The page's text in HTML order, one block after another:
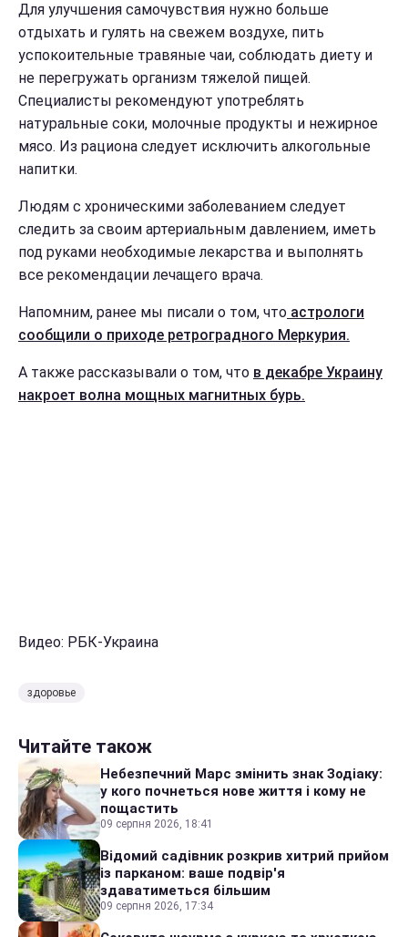
Для улучшения самочувствия нужно больше
отдыхать и гулять на свежем воздухе, пить
успокоительные травяные чаи, соблюдать диету и
не перегружать организм тяжелой пищей.
Специалисты рекомендуют употреблять
натуральные соки, молочные продукты и нежирное
мясо. Из рациона следует исключить алкогольные
напитки.
Людям с хроническими заболеванием следует
следить за своим артериальным давлением, иметь
под руками необходимые лекарства и выполнять
все рекомендации лечащего врача.
Напомним, ранее мы писали о том, что астрологи
сообщили о приходе ретроградного Меркурия.
А также рассказывали о том, что в декабре Украину
накроет волна мощных магнитных бурь.
Видео: РБК-Украина
здоровье
Читайте також
Небезпечний Марс змінить знак Зодіаку:
у кого почнеться нове життя і кому не
пощастить
09 серпня 2026, 18:41
Відомий садівник розкрив хитрий прийом
із парканом: ваше подвір'я
здаватиметься більшим
09 серпня 2026, 17:34